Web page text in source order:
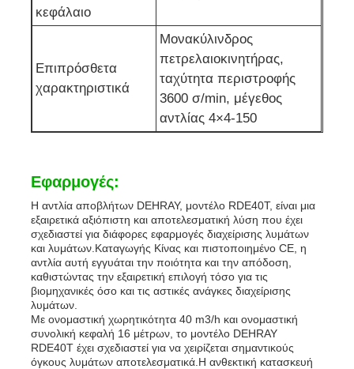
κεφάλαιο
Επιπρόσθετα
χαρακτηριστικά
Μονακύλινδρος
πετρελαιοκινητήρας,
ταχύτητα περιστροφής
3600 σ/min, μέγεθος
αντλίας 4×4-150
Εφαρμογές:
Η αντλία αποβλήτων DEHRAY, μοντέλο RDE40T, είναι μια
εξαιρετικά αξιόπιστη και αποτελεσματική λύση που έχει
σχεδιαστεί για διάφορες εφαρμογές διαχείρισης λυμάτων
και λυμάτων.Καταγωγής Κίνας και πιστοποιημένο CE, η
αντλία αυτή εγγυάται την ποιότητα και την απόδοση,
καθιστώντας την εξαιρετική επιλογή τόσο για τις
βιομηχανικές όσο και τις αστικές ανάγκες διαχείρισης
λυμάτων.
Με ονομαστική χωρητικότητα 40 m3/h και ονομαστική
συνολική κεφαλή 16 μέτρων, το μοντέλο DEHRAY
RDE40T έχει σχεδιαστεί για να χειρίζεται σημαντικούς
όγκους λυμάτων αποτελεσματικά.Η ανθεκτική κατασκευή